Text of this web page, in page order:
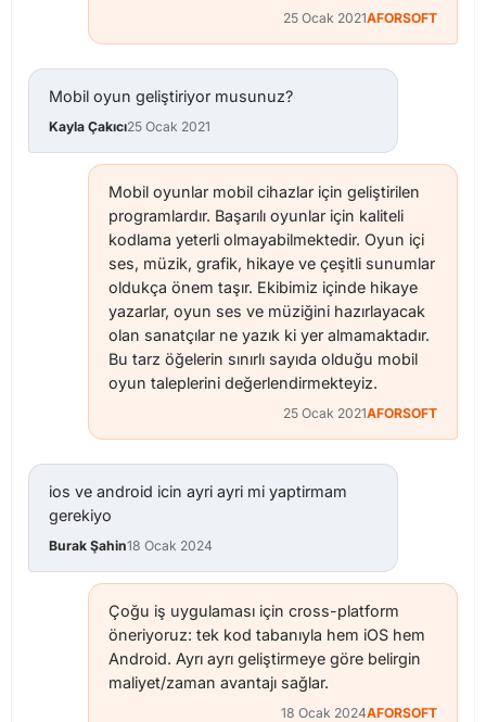
25 Ocak 2021AFORSOFT
Mobil oyun geliştiriyor musunuz?
Kayla Çakıcı25 Ocak 2021
Mobil oyunlar mobil cihazlar için geliştirilen
programlardır. Başarılı oyunlar için kaliteli
kodlama yeterli olmayabilmektedir. Oyun içi
ses, müzik, grafik, hikaye ve çeşitli sunumlar
oldukça önem taşır. Ekibimiz içinde hikaye
yazarlar, oyun ses ve müziğini hazırlayacak
olan sanatçılar ne yazık ki yer almamaktadır.
Bu tarz öğelerin sınırlı sayıda olduğu mobil
oyun taleplerini değerlendirmekteyiz.
25 Ocak 2021AFORSOFT
ios ve android icin ayri ayri mi yaptirmam
gerekiyo
Burak Şahin18 Ocak 2024
Çoğu iş uygulaması için cross-platform
öneriyoruz: tek kod tabanıyla hem iOS hem
Android. Ayrı ayrı geliştirmeye göre belirgin
maliyet/zaman avantajı sağlar.
18 Ocak 2024AFORSOFT